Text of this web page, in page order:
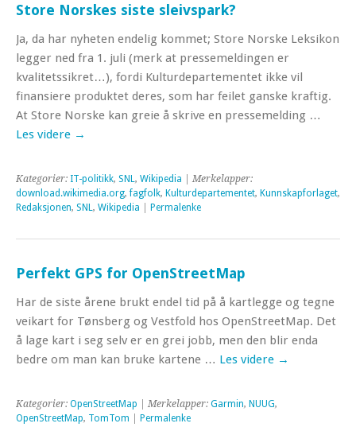
Store Norskes siste sleivspark?
Ja, da har nyheten endelig kommet; Store Norske Leksikon
legger ned fra 1. juli (merk at pressemeldingen er
kvalitetssikret…), fordi Kulturdepartementet ikke vil
finansiere produktet deres, som har feilet ganske kraftig.
At Store Norske kan greie å skrive en pressemelding …
Les videre →
Kategorier: IT-politikk, SNL , Wikipedia | Merkelapper:
download.wikimedia.org,fagfolk, Kulturdepartementet, Kunnskapforlaget,
Redaksjonen, SNL , Wikipedia Permalenke
Perfekt GPS for OpenStreetMap
Har de siste årene brukt endel tid på å kartlegge og tegne
veikart for Tønsberg og Vestfold hos OpenStreetMap. Det
å lage kart i seg selv er en grei jobb, men den blir enda
bedre om man kan bruke kartene … Les videre →
Kategorier: OpenStreetMap | Merkelapper: Garmin, NUUG,
OpenStreetMap, TomTom Permalenke